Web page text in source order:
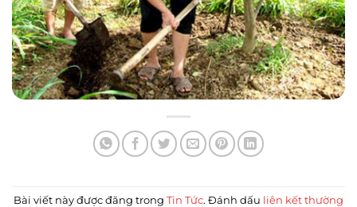
Bài viết này được đăng trong Tin Tức. Đánh dấu liên kết thường